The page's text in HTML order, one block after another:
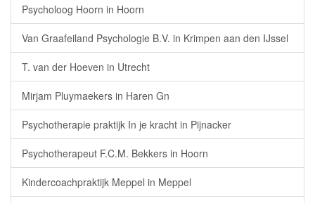
Psycholoog Hoorn in Hoorn
Van Graafeiland Psychologie B.V. in Krimpen aan den IJssel
T. van der Hoeven in Utrecht
Mirjam Pluymaekers in Haren Gn
Psychotherapie praktijk In je kracht in Pijnacker
Psychotherapeut F.C.M. Bekkers in Hoorn
Kindercoachpraktijk Meppel in Meppel